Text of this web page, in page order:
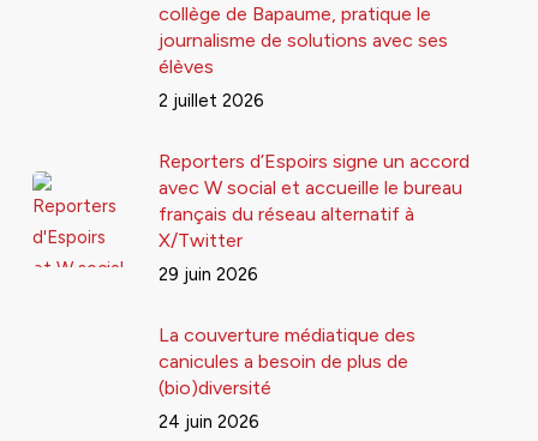
collège de Bapaume, pratique le
journalisme de solutions avec ses
élèves
2 juillet 2026
Reporters d’Espoirs signe un accord
avec W social et accueille le bureau
français du réseau alternatif à
X/Twitter
29 juin 2026
La couverture médiatique des
canicules a besoin de plus de
(bio)diversité
24 juin 2026